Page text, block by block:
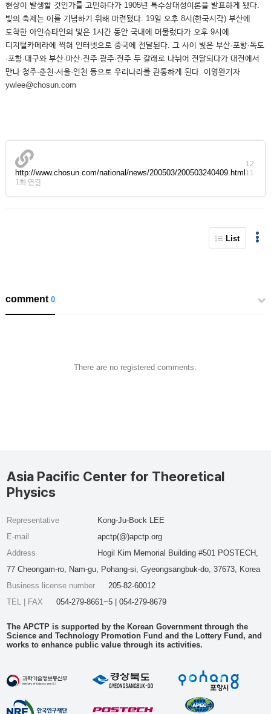
현상이 발생할 것인가를 고민하다가 1905년 특수상대성이론을 발표하게 됐다.
빛의 축제는 이를 기념하기 위해 마련됐다. 19일 오후 8시(한국시각) 부산에
도착한 아인슈타인의 빛은 1시간 동안 국내에 머물렀다가 오후 9시에
디지털카메라에 찍혀 인터넷으로 중국에 전달된다. 그 사이 빛은 부산·포항·독도
·포항·대구와 부산·마산·진주·광주·전주 두 갈래로 나뉘어 전달되다가 대전에서
만나 청주·춘천·서울·인천 등으로 우리나라를 관통하게 된다. 이영완기자
ywlee@chosun.com
http://www.chosun.com/national/news/200503/200503240409.html
12
11
1회 연결
List
comment0
There are no registered comments.
Asia Pacific Center for Theoretical
Physics
Representative
Kong-Ju-Bock LEE
E-mail
apctp(@)apctp.org
Address
Hogil Kim Memorial Building #501 POSTECH,
77 Cheongam-ro, Nam-gu, Pohang-si, Gyeongsangbuk-do, 37673, Korea
Business license number
205-82-60012
TEL | FAX
054-279-8661~5 | 054-279-8679
The APCTP is supported by the Korean Government through the
Science and Technology Promotion Fund and the Lottery Fund, and
works to enhance public value through its activities.